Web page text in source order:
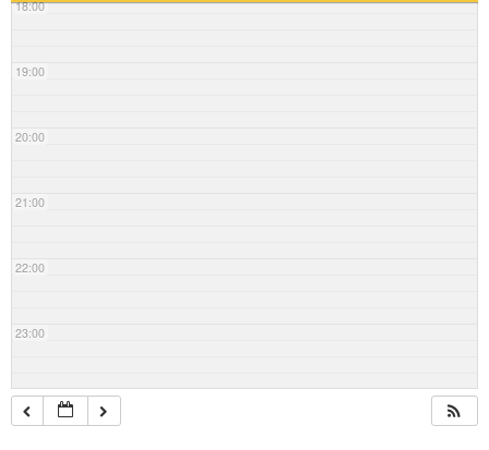
18:00
19:00
20:00
21:00
22:00
23:00